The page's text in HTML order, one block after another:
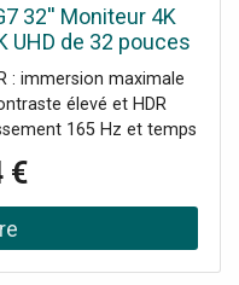
32'' Moniteur 4K
UHD de 32 pouces
Quantum, pour
visuelle
: immersion maximale
élevé et HDR
165 Hz et temps
de couleurs pour
et connectivité HDMI
complète avec réglage
€